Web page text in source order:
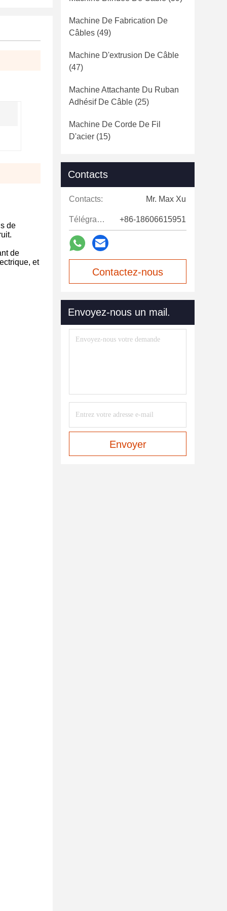
de
de
et
Machine De Fabrication De
Câbles (49)
Machine D'extrusion De Câble
(47)
Machine Attachante Du Ruban
Adhésif De Câble (25)
Machine De Corde De Fil
D'acier (15)
Contacts
Contacts: Mr. Max Xu
Télégramme: +86-18606615951
Contactez-nous
Envoyez-nous un mail.
Envoyer